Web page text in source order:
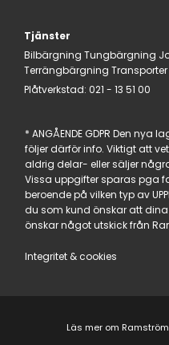
Tjänster
Bilbärgning Tungbärgning
Terrängbärgning Transporter
Plåtverkstad: 021 - 13 51 00
* ANGÅENDE GDPR Den
följer därför info. Viktigt att
aldrig delar- eller säljer
Vissa uppgifter sparas pga
beroende på vilken typ av
du som kund önskar att
önskar något utskick från
Integritet & cookies
Läs mer om